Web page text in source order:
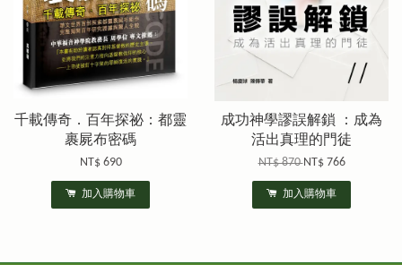
千載傳奇．百年探祕：都靈
裹屍布密碼
NT$ 690
加入購物車
成功神學謬誤解鎖 ：成為
活出真理的門徒
NT$ 870NT$ 766
加入購物車